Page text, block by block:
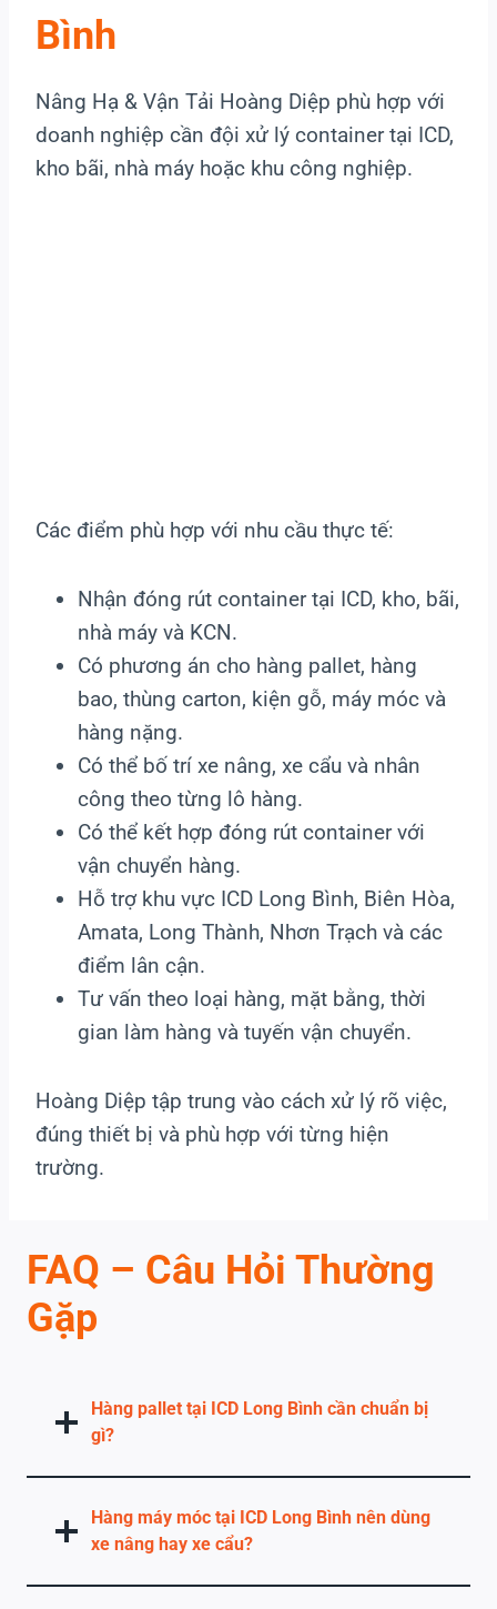
Bình
Nâng Hạ & Vận Tải Hoàng Diệp phù hợp với
doanh nghiệp cần đội xử lý container tại ICD,
kho bãi, nhà máy hoặc khu công nghiệp.
Các điểm phù hợp với nhu cầu thực tế:
Nhận đóng rút container tại ICD, kho, bãi,
nhà máy và KCN.
Có phương án cho hàng pallet, hàng
bao, thùng carton, kiện gỗ, máy móc và
hàng nặng.
Có thể bố trí xe nâng, xe cẩu và nhân
công theo từng lô hàng.
Có thể kết hợp đóng rút container với
vận chuyển hàng.
Hỗ trợ khu vực ICD Long Bình, Biên Hòa,
Amata, Long Thành, Nhơn Trạch và các
điểm lân cận.
Tư vấn theo loại hàng, mặt bằng, thời
gian làm hàng và tuyến vận chuyển.
Hoàng Diệp tập trung vào cách xử lý rõ việc,
đúng thiết bị và phù hợp với từng hiện
trường.
FAQ – Câu Hỏi Thường
Gặp
Hàng pallet tại ICD Long Bình cần chuẩn bị
gì?
Hàng máy móc tại ICD Long Bình nên dùng
xe nâng hay xe cẩu?